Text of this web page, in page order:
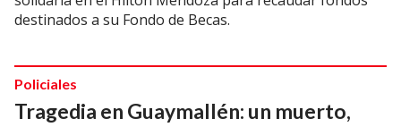
destinados a su Fondo de Becas.
Tragedia en Guaymallén: un muerto,
Policiales